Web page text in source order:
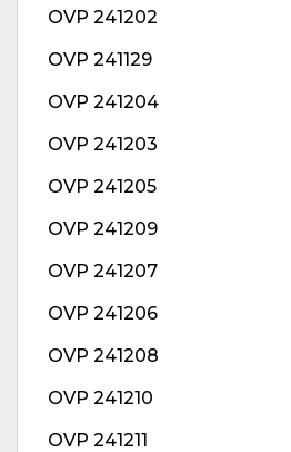
OVP 241202
OVP 241129
OVP 241204
OVP 241203
OVP 241205
OVP 241209
OVP 241207
OVP 241206
OVP 241208
OVP 241210
OVP 241211